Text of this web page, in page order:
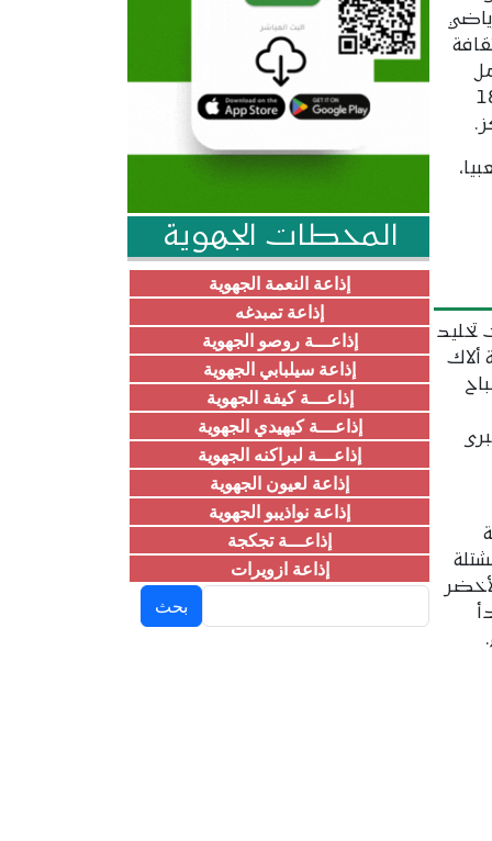
بمشاركة 18
تخليد
المحطات الجهوية
إذاعة النعمة الجهوية
إذاعة تمبدغه
إذاعـــة روصو الجهوية
إذاعة سيلبابي الجهوية
إذاعـــة كيفة الجهوية
إذاعـــة كيهيدي الجهوية
إذاعـــة لبراكنه الجهوية
إذاعة لعيون الجهوية
إذاعة نواذيبو الجهوية
إذاعـــة تجكجة
إذاعة ازويرات